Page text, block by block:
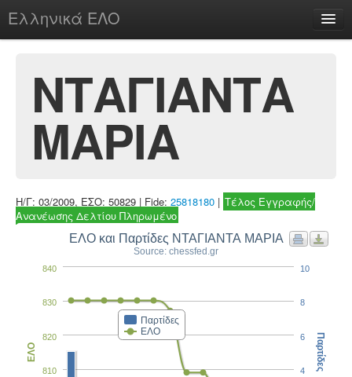
Ελληνικά ΕΛΟ
chesstu.be @ discord
Login
ΝΤΑΓΙΑΝΤΑ
ΜΑΡΙΑ
Η/Γ: 03/2009, ΕΣΟ: 50829 | Fide: 25818180 | Τέλος Εγγραφής/
Ανανέωσης Δελτίου Πληρωμένο
ΕΛΟ και Παρτίδες ΝΤΑΓΙΑΝΤΑ ΜΑΡΙΑ
Source: chessfed.gr
Παρτίδες
ΕΛΟ
810
820
830
840
ΕΛΟ
4
6
8
10
Παρτίδες